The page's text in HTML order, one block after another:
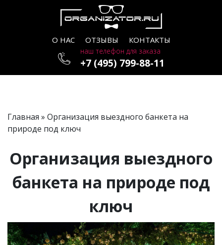
О НАС ОТЗЫВЫ КОНТАКТЫ
наш телефон для заказа
+7 (495) 799-88-11
Главная » Организация выездного банкета на
природе под ключ
Организация выездного
банкета на природе под
ключ